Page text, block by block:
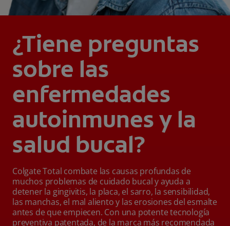
¿Tiene preguntas
sobre las
enfermedades
autoinmunes y la
salud bucal?
Colgate Total combate las causas profundas de
muchos problemas de cuidado bucal y ayuda a
detener la gingivitis, la placa, el sarro, la sensibilidad,
las manchas, el mal aliento y las erosiones del esmalte
antes de que empiecen. Con una potente tecnología
preventiva patentada, de la marca más recomendada